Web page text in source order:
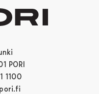
PORI
1100